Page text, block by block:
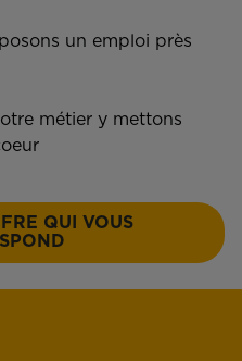
un emploi près
métier y mettons
QUI VOUS